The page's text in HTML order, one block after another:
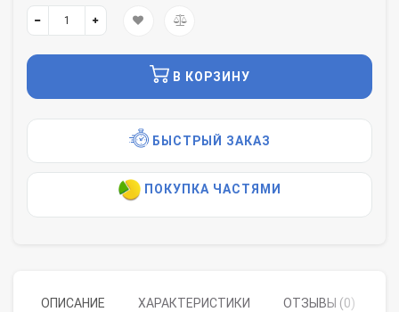
В КОРЗИНУ
БЫСТРЫЙ ЗАКАЗ
ПОКУПКА ЧАСТЯМИ
ОПИСАНИЕ ХАРАКТЕРИСТИКИ ОТЗЫВЫ (0)